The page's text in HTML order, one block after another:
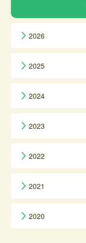
2026
2025
2024
2023
2022
2021
2020